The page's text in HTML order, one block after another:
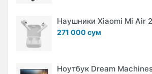
Наушники Xiaomi Mi Air
271 000 сум
Ноутбук Dream